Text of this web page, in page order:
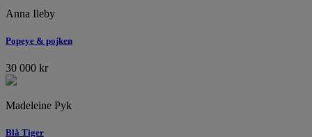
Anna Ileby
Popeye & pojken
30 000 kr
Madeleine Pyk
Blå Tiger